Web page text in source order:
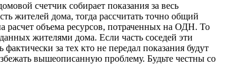
счетчик собирает показания за весь
жителей дома, тогда рассчитать точно общий
расчет объема ресурсов, потраченных на ОДН. То
жителями дома. Если часть соседей эти
за тех кто не передал показания будут
вышеописанную проблему. Будьте честны со